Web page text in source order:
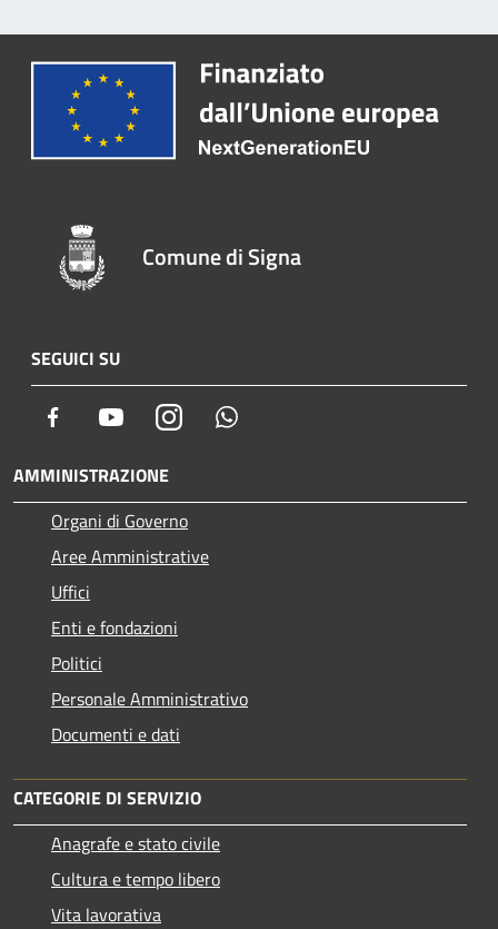
Comune di Signa
SEGUICI SU
Facebook YoutubeInstagram
AMMINISTRAZIONE
Organi di Governo
Aree Amministrative
Uffici
Enti e fondazioni
Politici
Personale Amministrativo
Documenti e dati
CATEGORIE DI SERVIZIO
Anagrafe e stato civile
Cultura e tempo libero
Vita lavorativa